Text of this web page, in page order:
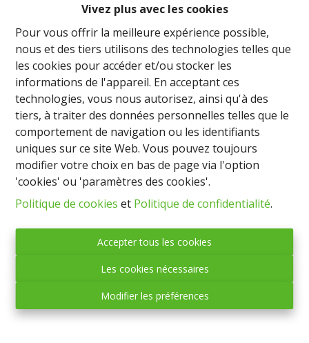
Vivez plus avec les cookies
Pour vous offrir la meilleure expérience possible,
nous et des tiers utilisons des technologies telles que
les cookies pour accéder et/ou stocker les
informations de l'appareil. En acceptant ces
technologies, vous nous autorisez, ainsi qu'à des
tiers, à traiter des données personnelles telles que le
comportement de navigation ou les identifiants
uniques sur ce site Web. Vous pouvez toujours
modifier votre choix en bas de page via l'option
'cookies' ou 'paramètres des cookies'.
Politique de cookies et Politique de confidentialité.
Accepter tous les cookies
Les cookies nécessaires
Modifier les préférences
cuisine avec arrière cuisine & buanderie et d'un garage
pour 2 voitures. A l'étage, suite avec salle de bain et
accès grenier, 3 chambres, une salle de douche et
mezzanine avec espace dressing. Grenier via trappe et
caves sous l'entièreté de la maison avec chaufferie et
accès direct vers le jardin.
Abords soignés tout au de la maison et grand jardin
arboré, dans un environnement calme.
Possibilité de bénéficier des droits d'enregistrement à
3%, sous conditions.
Partager
Général